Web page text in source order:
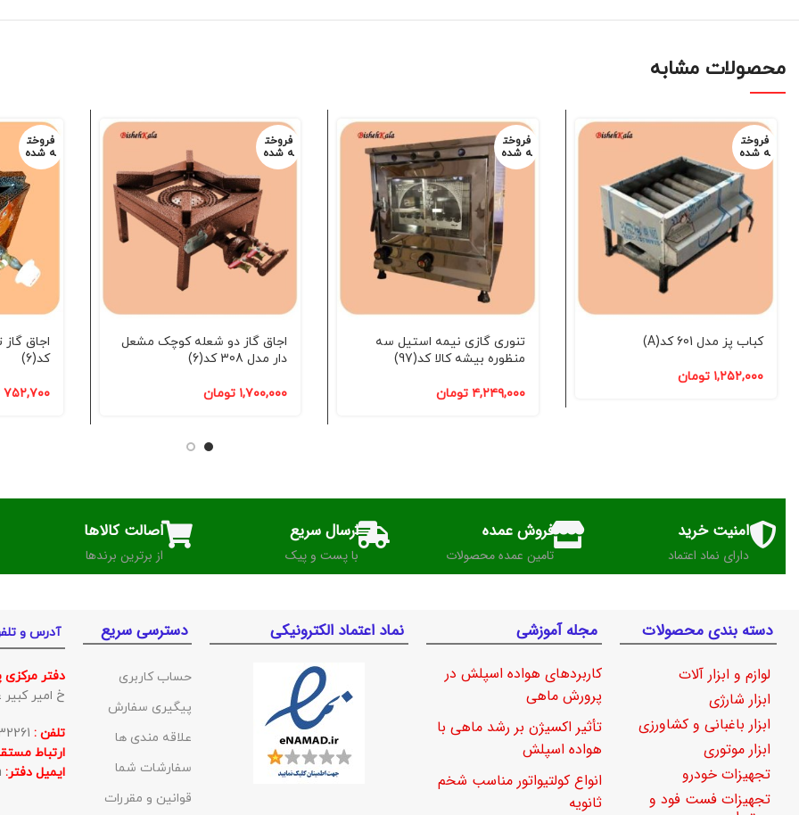
محصولات مشابه
فروخت
ه شده
کباب پز مدل 601 کد(A)
۱,۲۵۲,۰۰۰ تومان
فروخت
ه شده
تنوری گازی نیمه استیل سه
منظوره بیشه کالا کد(97)
۴,۲۴۹,۰۰۰ تومان
فروخت
ه شده
اجاق گاز دو شعله کوچک مشعل
دار مدل 308 کد(6)
۱,۷۰۰,۰۰۰ تومان
فروخت
ه شده
کد(6)
۷۵۲,۷۰۰
امنیت خرید
دارای نماد اعتماد
فروش عمده
تامین عمده محصولات
ارسال سریع
با پست و پیک
اصالت کالاها
از برترین برندها
دسته بندی محصولات
لوازم و ابزار آلات
ابزار شارژی
ابزار باغبانی و کشاورزی
ابزار موتوری
تجهیزات خودرو
تجهیزات فست فود و
مجله آموزشی
کاربردهای هواده اسپلش در
پرورش ماهی
تأثیر اکسیژن بر رشد ماهی با
هواده اسپلش
انواع کولتیواتور مناسب شخم
ثانویه
نماد اعتماد الکترونیکی دسترسی سریع
حساب کاربری
پیگیری سفارش
علاقه مندی ها
سفارشات شما
قوانین و مقررات
آدرس و
دفتر
خ امیر کبیر غربی
تلفن :
ارتباط
ایمیل دفتر: